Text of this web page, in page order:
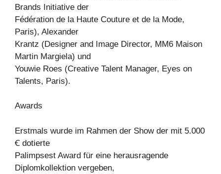
Brands Initiative der
Fédération de la Haute Couture et de la Mode,
Paris), Alexander
Krantz (Designer and Image Director, MM6 Maison
Martin Margiela) und
Youwie Roes (Creative Talent Manager, Eyes on
Talents, Paris).
Awards
Erstmals wurde im Rahmen der Show der mit 5.000
Ꞓ dotierte
Palimpsest Award für eine herausragende
Diplomkollektion vergeben,